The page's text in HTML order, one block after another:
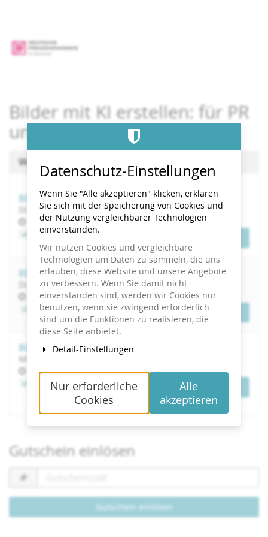
springen
Bilder mit KI erstellen: für PR
und Marketing
Wählen Sie einen Termin aus
Bilder mit KI erstellen: für PR und Marketing
Di, 15. September 2026
Uhrzeit
09:00 bis
15:00
Jetzt buchen
Bilder mit KI erstellen: für PR und Marketing
Di, 8. Dezember 2026
Uhrzeit
09:00 –bis
15:00
Jetzt buchen Tickets
Bilder mit KI erstellen: für PR und Marketing
Mi, 14. April 2027
Uhrzeit
09:00 –bis
15:00
Jetzt buchen Tickets
Gutschein einlösen
Gutscheincode
erforderlich
Gutschein einlösen
Datenschutz-Einstellungen
Wenn Sie "Alle akzeptieren" klicken, erklären
Sie sich mit der Speicherung von Cookies und
der Nutzung vergleichbarer Technologien
einverstanden.
Wir nutzen Cookies und vergleichbare
Technologien um Daten zu sammeln, die uns
erlauben, diese Website und unsere Angebote
zu verbessern. Wenn Sie damit nicht
einverstanden sind, werden wir Cookies nur
benutzen, wenn sie zwingend erforderlich
sind um die Funktionen zu realisieren, die
diese Seite anbietet.
Detail-Einstellungen
Nur erforderliche
Cookies
Alle
akzeptieren